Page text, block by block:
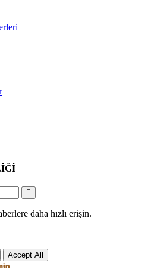
daha hızlı erişin.
Accept All